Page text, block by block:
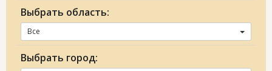
Выбрать область:
Все
Выбрать город: